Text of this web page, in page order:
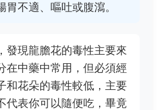
胃不適、嘔吐或腹瀉。
發現龍膽花的毒性主要來
在中藥中常用，但必須經
和花朵的毒性較低，主要
代表你可以隨便吃，畢竟